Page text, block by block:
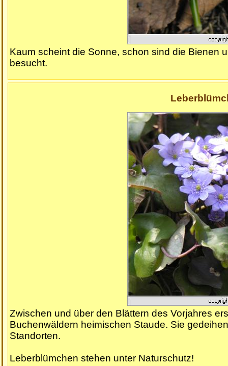
Kaum scheint die Sonne, schon sind die Bienen
besucht.
Zwischen und über den Blättern des Vorjahres
Buchenwäldern heimischen Staude. Sie
Standorten.
Leberblümchen stehen unter Naturschutz!